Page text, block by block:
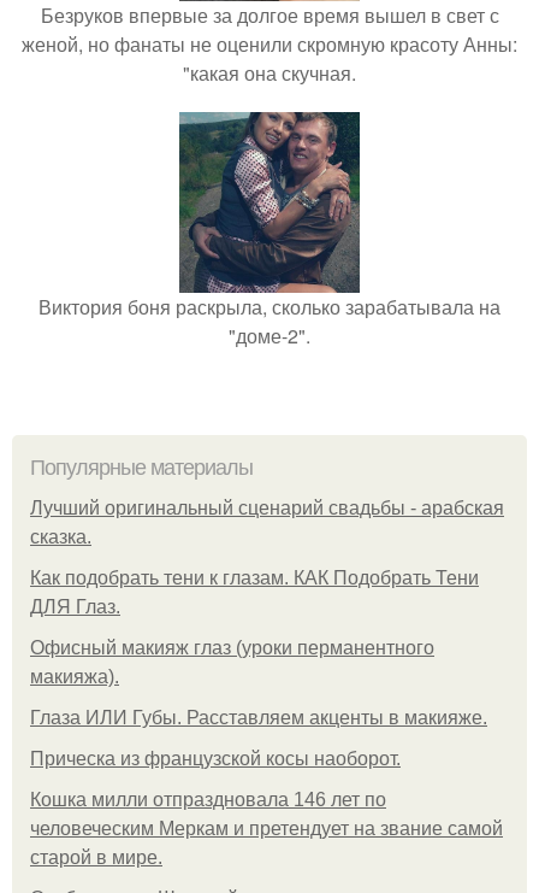
Безруков впервые за долгое время вышел в свет с
женой, но фанаты не оценили скромную красоту Анны:
"какая она скучная.
Виктория боня раскрыла, сколько зарабатывала на
"доме-2".
Популярные материалы
Лучший оригинальный сценарий свадьбы - арабская
сказка.
Как подобрать тени к глазам. КАК Подобрать Тени
ДЛЯ Глаз.
Офисный макияж глаз (уроки перманентного
макияжа).
Глаза ИЛИ Губы. Расставляем акценты в макияже.
Прическа из французской косы наоборот.
Кошка милли отпраздновала 146 лет по
человеческим Меркам и претендует на звание самой
старой в мире.